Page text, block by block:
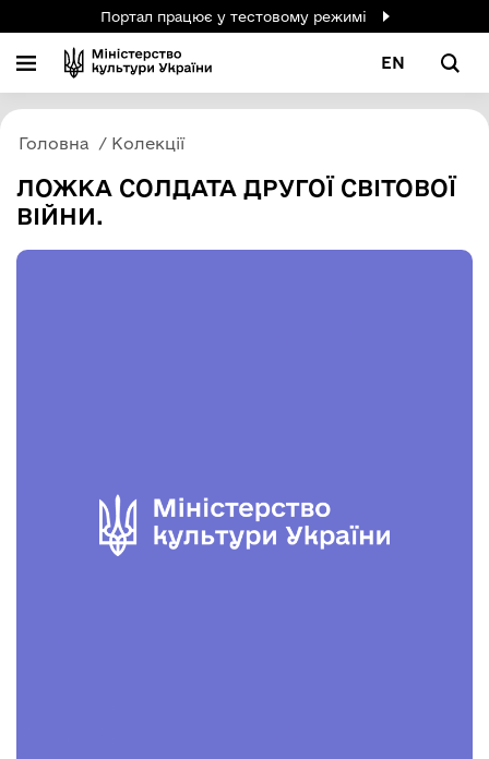
Портал працює у тестовому режимі
EN
Головна Колекції
ЛОЖКА СОЛДАТА ДРУГОЇ СВІТОВОЇ
ВІЙНИ.